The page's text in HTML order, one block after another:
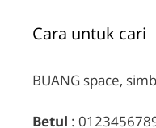
Cara untuk cari
BUANG space,
Betul :